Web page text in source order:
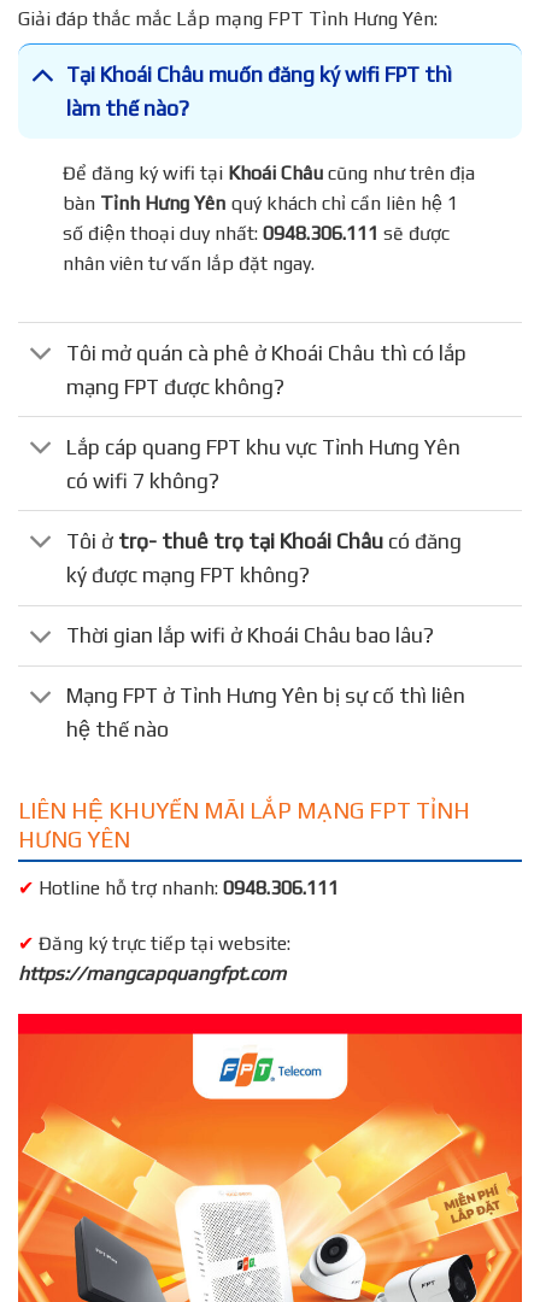
Giải đáp thắc mắc Lắp mạng FPT Tỉnh Hưng Yên:
Tại Khoái Châu muốn đăng ký wifi FPT thì
làm thế nào?
Để đăng ký wifi tạiKhoái Châucũng như trên địa
bànTỉnh Hưng Yênquý khách chỉ cần liên hệ 1
số điện thoại duy nhất:0948.306.111 sẽ được
nhân viên tư vấn lắp đặt ngay.
Tôi mở quán cà phê ở Khoái Châu thì có lắp
mạng FPT được không?
Lắp cáp quang FPT khu vực Tỉnh Hưng Yên
có wifi 7 không?
Tôi ở trọ- thuê trọ tại Khoái Châu có đăng
ký được mạng FPT không?
Thời gian lắp wifi ở Khoái Châu bao lâu?
Mạng FPT ở Tỉnh Hưng Yên bị sự cố thì liên
hệ thế nào
LIÊN HỆ KHUYẾN MÃI LẮP MẠNG FPT TỈNH
HƯNG YÊN
✔ Hotline hỗ trợ nhanh: 0948.306.111
✔ Đăng ký trực tiếp tại website:
https://mangcapquangfpt.com